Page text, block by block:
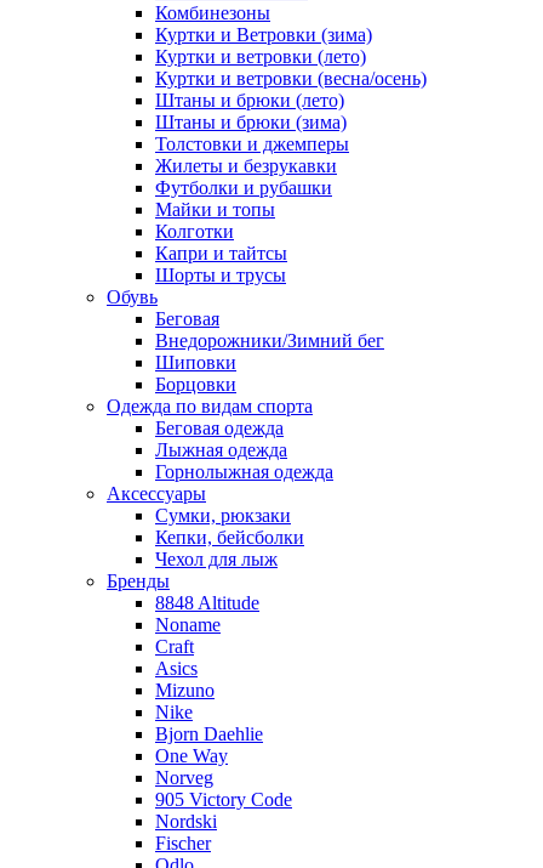
Комбинезоны
Куртки и Ветровки (зима)
Куртки и ветровки (лето)
Куртки и ветровки (весна/осень)
Штаны и брюки (лето)
Штаны и брюки (зима)
Толстовки и джемперы
Жилеты и безрукавки
Футболки и рубашки
Майки и топы
Колготки
Капри и тайтсы
Шорты и трусы
Обувь
Беговая
Внедорожники/Зимний бег
Шиповки
Борцовки
Одежда по видам спорта
Беговая одежда
Лыжная одежда
Горнолыжная одежда
Аксессуары
Сумки, рюкзаки
Кепки, бейсболки
Чехол для лыж
Бренды
8848 Altitude
Noname
Craft
Asics
Mizuno
Nike
Bjorn Daehlie
One Way
Norveg
905 Victory Code
Nordski
Fischer